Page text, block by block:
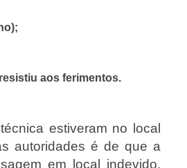
aos ferimentos.
estiveram no local
autoridades é de que a
em local indevido,